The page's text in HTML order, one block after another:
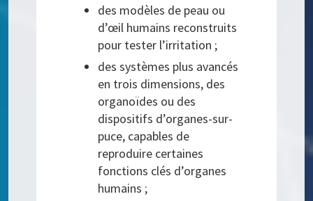
des modèles de peau ou
d’œil humains reconstruits
pour tester l’irritation ;
des systèmes plus avancés
en trois dimensions, des
organoïdes ou des
dispositifs d’organes-sur-
puce, capables de
reproduire certaines
fonctions clés d’organes
humains ;